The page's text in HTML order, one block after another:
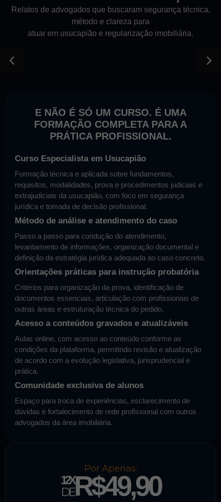
Relatos de advogados que buscaram segurança técnica,
método e clareza para
atuar em usucapião e regularização imobiliária.
E NÃO É SÓ UM CURSO. É UMA
FORMAÇÃO COMPLETA PARA A
PRÁTICA PROFISSIONAL.
Curso Especialista em Usucapião
Formação técnica e aplicada sobre fundamentos,
requisitos, modalidades, prova e procedimentos judiciais e
extrajudiciais da usucapião, com foco em segurança
jurídica e tomada de decisão profissional.
Método de análise e atendimento do caso
Passo a passo para condução do atendimento,
levantamento de informações, organização documental e
definição da estratégia jurídica adequada ao caso concreto.
Orientações práticas para instrução probatória
Critérios para organização da prova, identificação de
documentos essenciais, articulação com profissionais de
outras áreas e estruturação técnica do pedido.
Acesso a conteúdos gravados e atualizáveis
Aulas online, com acesso ao conteúdo conforme as
condições da plataforma, permitindo revisão e atualização
de acordo com a evolução legislativa, jurisprudencial e
prática.
Comunidade exclusiva de alunos
Espaço para troca de experiências, esclarecimento de
dúvidas e fortalecimento de rede profissional com outros
advogados da área imobiliária.
Por Apenas:
12X
DER$49,90